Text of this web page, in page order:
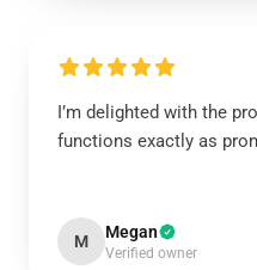
I’m delighted with the
functions exactly as
M Megan
Verified owner